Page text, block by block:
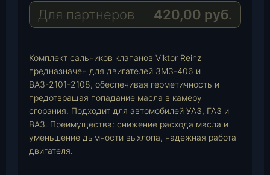
a
m
A
p
i
l
Для партнеров 420,00 руб.
Комплект сальников клапанов Viktor Reinz
предназначен для двигателей ЗМЗ-406 и
ВАЗ-2101-2108, обеспечивая герметичность и
предотвращая попадание масла в камеру
сгорания. Подходит для автомобилей УАЗ, ГАЗ и
ВАЗ. Преимущества: снижение расхода масла и
уменьшение дымности выхлопа, надежная работа
двигателя.